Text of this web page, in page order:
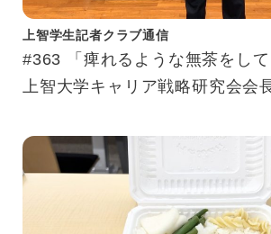
上智学生記者クラブ通信
#363 「痺れるような無茶をして
上智大学キャリア戦略研究会会